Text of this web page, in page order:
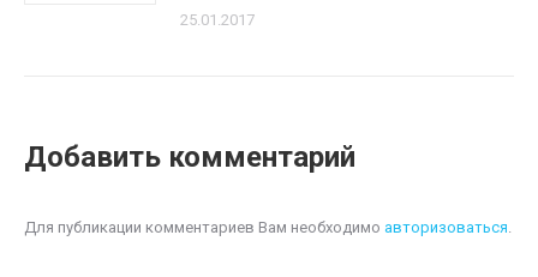
25.01.2017
Добавить комментарий
Для публикации комментариев Вам необходимо авторизоваться.